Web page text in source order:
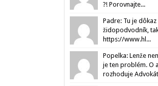
?! Porovnajte...
Padre: Tu je
židopodvodník,
https://www.hl...
Popelka: Lenže
je ten problém. O
rozhoduje